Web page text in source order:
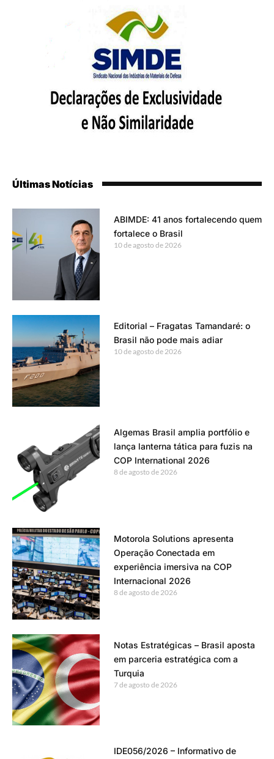
Últimas Notícias
ABIMDE: 41 anos fortalecendo quem
fortalece o Brasil
10 de agosto de 2026
Editorial – Fragatas Tamandaré: o
Brasil não pode mais adiar
10 de agosto de 2026
Algemas Brasil amplia portfólio e
lança lanterna tática para fuzis na
COP International 2026
8 de agosto de 2026
Motorola Solutions apresenta
Operação Conectada em
experiência imersiva na COP
Internacional 2026
8 de agosto de 2026
Notas Estratégicas – Brasil aposta
em parceria estratégica com a
Turquia
7 de agosto de 2026
IDE056/2026 – Informativo de